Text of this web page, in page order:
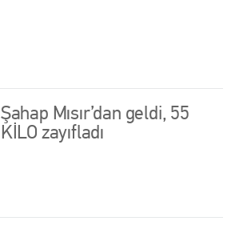
Şahap Mısır’dan geldi, 55
KİLO zayıfladı